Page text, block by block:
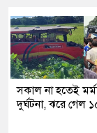
সকাল না হতেই
দুর্ঘটনা, ঝরে গেল